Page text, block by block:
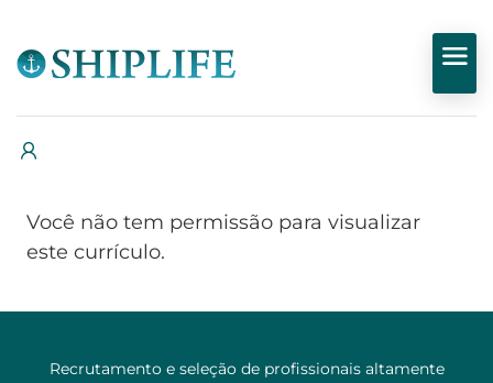
Você não tem permissão para visualizar
este currículo.
Recrutamento e seleção de profissionais altamente